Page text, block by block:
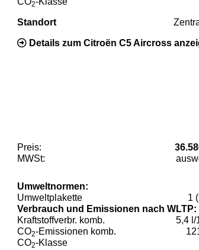
2
Standort
Details zum Citroën C5 Aircross
Preis:
MWSt:
Umweltnormen:
Umweltplakette
1
Verbrauch und Emissionen nach WLTP:
Kraftstoffverbr. komb.
5,4 l/
CO2-Emissionen komb.
CO2-Klasse